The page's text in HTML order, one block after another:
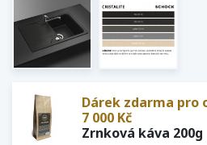
Dárek zdarma pro
7 000 Kč
Zrnková káva 200g